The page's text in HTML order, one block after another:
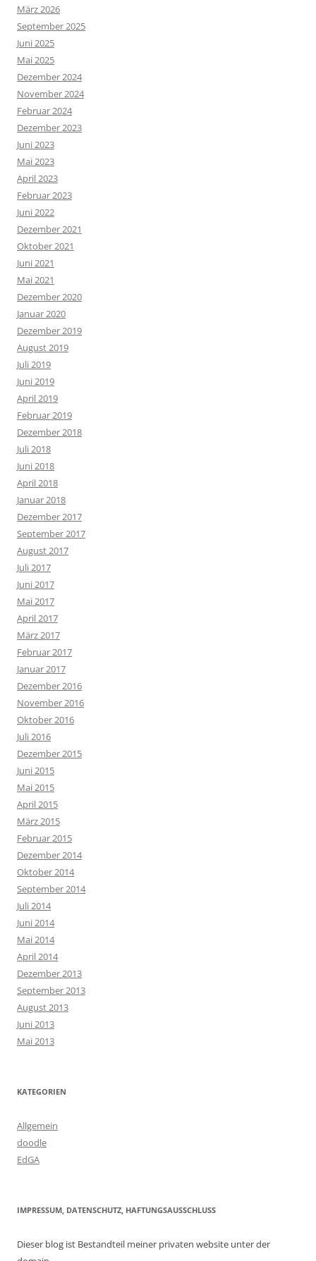
März 2026
September 2025
Juni 2025
Mai 2025
Dezember 2024
November 2024
Februar 2024
Dezember 2023
Juni 2023
Mai 2023
April 2023
Februar 2023
Juni 2022
Dezember 2021
Oktober 2021
Juni 2021
Mai 2021
Dezember 2020
Januar 2020
Dezember 2019
August 2019
Juli 2019
Juni 2019
April 2019
Februar 2019
Dezember 2018
Juli 2018
Juni 2018
April 2018
Januar 2018
Dezember 2017
September 2017
August 2017
Juli 2017
Juni 2017
Mai 2017
April 2017
März 2017
Februar 2017
Januar 2017
Dezember 2016
November 2016
Oktober 2016
Juli 2016
Dezember 2015
Juni 2015
Mai 2015
April 2015
März 2015
Februar 2015
Dezember 2014
Oktober 2014
September 2014
Juli 2014
Juni 2014
Mai 2014
April 2014
Dezember 2013
September 2013
August 2013
Juni 2013
Mai 2013
KATEGORIEN
Allgemein
doodle
EdGA
IMPRESSUM, DATENSCHUTZ, HAFTUNGSAUSSCHLUSS
Dieser blog ist Bestandteil meiner privaten website unter der